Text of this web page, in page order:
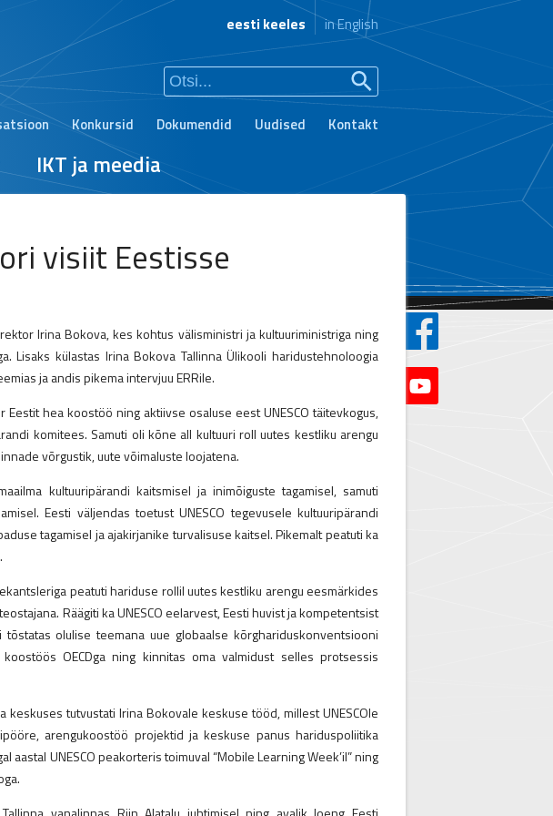
Konkursid Dokumendid Uudised Kontakt
IKT ja meedia
eesti keeles in English
visiit Eestisse
Irina Bokova, kes kohtus välisministri ja kultuuriministriga ning
Lisaks külastas Irina Bokova Tallinna Ülikooli haridustehnoloogia
ja andis pikema intervjuu ERRile.
hea koostöö ning aktiivse osaluse eest UNESCO täitevkogus,
komitees. Samuti oli kõne all kultuuri roll uutes kestliku arengu
võrgustik, uute võimaluste loojatena.
kultuuripärandi kaitsmisel ja inimõiguste tagamisel, samuti
Eesti väljendas toetust UNESCO tegevusele kultuuripärandi
tagamisel ja ajakirjanike turvalisuse kaitsel. Pikemalt peatuti ka
peatuti hariduse rollil uutes kestliku arengu eesmärkides
Räägiti ka UNESCO eelarvest, Eesti huvist ja kompetentsist
olulise teemana uue globaalse kõrghariduskonventsiooni
OECDga ning kinnitas oma valmidust selles protsessis
tutvustati Irina Bokovale keskuse tööd, millest UNESCOle
arengukoostöö projektid ja keskuse panus hariduspoliitika
aastal UNESCO peakorteris toimuval “Mobile Learning Week’il” ning